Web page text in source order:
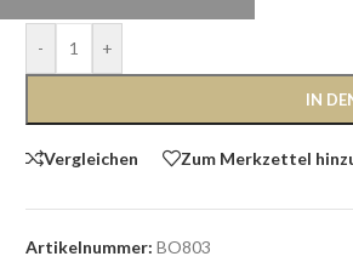
- +
IN
Vergleichen Zum Merkzettel
Artikelnummer: BO803